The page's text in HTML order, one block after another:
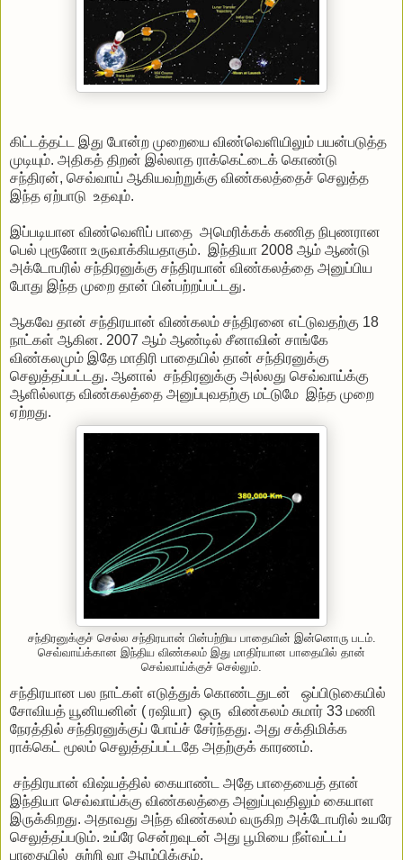
கிட்டத்தட்ட இது போன்ற முறையை விண்வெளியிலும் பயன்படுத்த
முடியும். அதிகத் திறன் இல்லாத ராக்கெட்டைக் கொண்டு
சந்திரன், செவ்வாய் ஆகியவற்றுக்கு விண்கலத்தைச் செலுத்த
இந்த ஏற்பாடு உதவும்.
இப்படியான விண்வெளிப் பாதை அமெரிக்கக் கணித நிபுணரான
பெல் புரூனோ உருவாக்கியதாகும். இந்தியா 2008 ஆம் ஆண்டு
அக்டோபரில் சந்திரனுக்கு சந்திரயான் விண்கலத்தை அனுப்பிய
போது இந்த முறை தான் பின்பற்றப்பட்டது.
ஆகவே தான் சந்திரயான் விண்கலம் சந்திரனை எட்டுவதற்கு 18
நாட்கள் ஆகின. 2007 ஆம் ஆண்டில் சீனாவின் சாங்கே
விண்கலமும் இதே மாதிரி பாதையில் தான் சந்திரனுக்கு
செலுத்தப்பட்டது. ஆனால் சந்திரனுக்கு அல்லது செவ்வாய்க்கு
ஆளில்லாத விண்கலத்தை அனுப்புவதற்கு மட்டுமே இந்த முறை
ஏற்றது.
சந்திரனுக்குச் செல்ல சந்திரயான் பின்பற்றிய பாதையின் இன்னொரு படம்.
செவ்வாய்க்கான இந்திய விண்கலம் இது மாதிர்யான பாதையில் தான்
செவ்வாய்க்குச் செல்லும்.
சந்திரயான பல நாட்கள் எடுத்துக் கொண்டதுடன் ஒப்பிடுகையில்
சோவியத் யூனியனின் ( ரஷியா) ஒரு விண்கலம் சுமார் 33 மணி
நேரத்தில் சந்திரனுக்குப் போய்ச் சேர்ந்தது. அது சக்திமிக்க
ராக்கெட் மூலம் செலுத்தப்பட்டதே அதற்குக் காரணம்.
சந்திரயான் விஷ்யத்தில் கையாண்ட அதே பாதையைத் தான்
இந்தியா செவ்வாய்க்கு விண்கலத்தை அனுப்புவதிலும் கையாள
இருக்கிறது. அதாவது அந்த விண்கலம் வருகிற அக்டோபரில் உயரே
செலுத்தப்படும். உய்ரே சென்றவுடன் அது பூமியை நீள்வட்டப்
பாதையில் சுற்றி வர ஆரம்பிக்கும்.